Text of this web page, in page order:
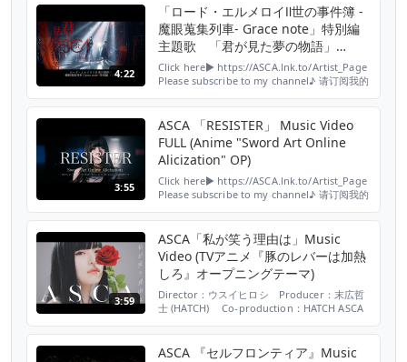
--------------------------------------------- Ap...
4:22
「ロード・エルメロイⅡ世の事件簿 -
魔眼蒐集列車- Grace note」特別編
主題歌 「君が見た夢の物語」
ASCA ／ The Case Files of Lord El-
Melloi II
Click here▶ https://ASCA.lnk.to/Artist_Page
Please subscribe to my channel♪ 请订阅我的
ASCA「君が見た夢の物語」 【DL&ST】
▶https://ASCA.lnk.to/kimigamitayu...
3:55
ASCA 「RESISTER」 Music Video
FULL (Anime "Sword Art Online
Alicization" OP)
Click here▶ https://ASCA.lnk.to/Artist_Page
Please subscribe to my channel♪ 请订阅我的
ASCA「RESISTER」 DL&ST▶
https://asca.lnk.to/_RESISTER ASC...
3:59
ASCA「私が笑う理由は」Music
Video (TVアニメ『豚のレバーは加熱
しろ』オープニングテーマ)
Director：ウスイヒロシ Producer：末広哲
士 (HATCH) Co-production：HATCH ASCA
曲：古川貴浩) ▶DL&ST
ASCA 『セルフロンティア』Music